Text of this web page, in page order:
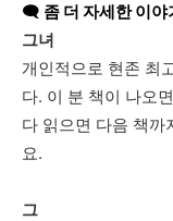
🗨️ 좀 더 자세한 이야
그녀
개인적으로 현존 최
다. 이 분 책이 나오면
다 읽으면 다음 책까
요.
그